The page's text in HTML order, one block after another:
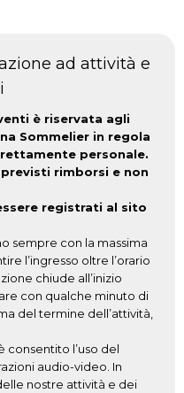
ad attività e
è riservata agli
Sommelier in regola
personale.
rimborsi e non
registrati al sito
sempre con la massima
l’ingresso oltre l’orario
chiude all’inizio
con qualche minuto di
del termine dell’attività,
consentito l’uso del
audio-video. In
nostre attività e dei